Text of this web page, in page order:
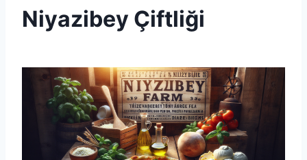
Niyazibey Çiftliği
Admin